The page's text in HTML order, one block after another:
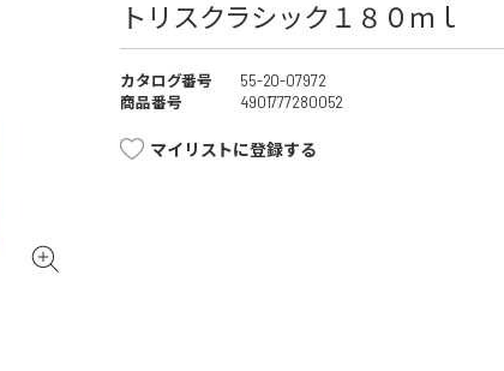
トリスクラシック１８０ｍｌ
カタログ番号
55-20-07972
商品番号
4901777280052
マイリストに登録する